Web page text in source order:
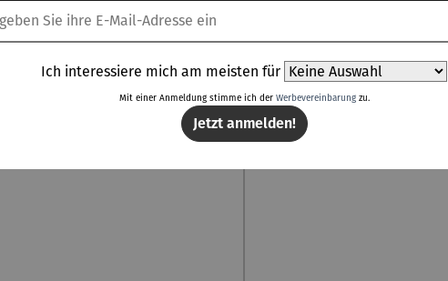
Ich interessiere mich am meisten für
Mit einer Anmeldung stimme ich der Werbevereinbarungzu.
Jetzt anmelden!